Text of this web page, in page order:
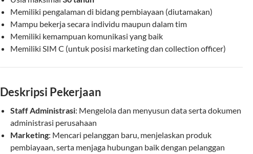
Memiliki pengalaman di bidang pembiayaan (diutamakan)
Mampu bekerja secara individu maupun dalam tim
Memiliki kemampuan komunikasi yang baik
Memiliki SIM C (untuk posisi marketing dan collection officer)
Deskripsi Pekerjaan
Staff Administrasi: Mengelola dan menyusun data serta dokumen
administrasi perusahaan
Marketing: Mencari pelanggan baru, menjelaskan produk
pembiayaan, serta menjaga hubungan baik dengan pelanggan